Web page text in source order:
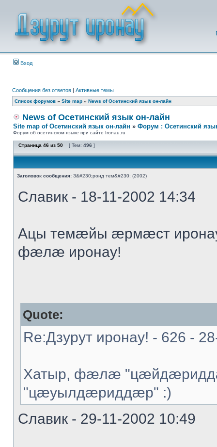
Вход
Сообщения без ответов | Активные темы
Список форумов » Site map » News of Осетинский язык он-лайн
News of Осетинский язык он-лайн
Site map of Осетинский язык он-лайн » Форум : Осетинский
Форум об осетинском языке при сайте Ironau.ru
Страница 46 из 50 [ Тем: 496 ]
Заголовок сообщения: З&#230;ронд тем&#230; (2002)
Славик - 18-11-2002 14:34
Ацы темæйы æрмæст
фæлæ иронау!
Quote:
Re:Дзурут иронау! - 626 -
Хатыр, фæлæ
"цæуылдæриддæр" :)
Славик - 29-11-2002 10:49